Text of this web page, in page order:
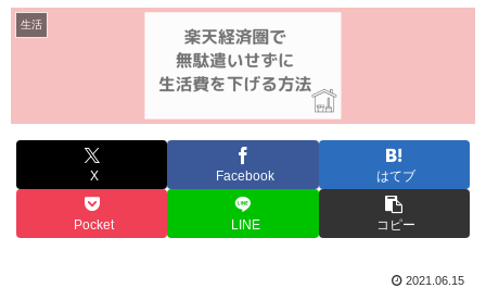
生活
X Facebook はてブ
Pocket LINE コピー
2021.06.15